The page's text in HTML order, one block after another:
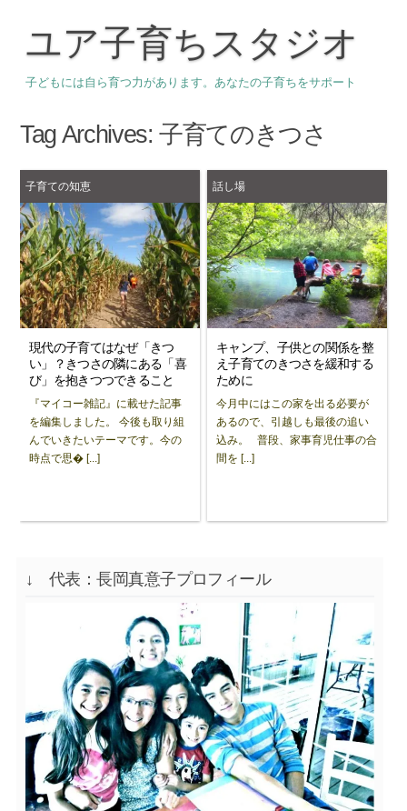
ユア子育ちスタジオ
子どもには自ら育つ力があります。あなたの子育ちをサポート
Tag Archives:子育てのきつさ
子育ての知恵
現代の子育てはなぜ「きつ
い」？きつさの隣にある「喜
び」を抱きつつできること
『マイコー雑記』に載せた記事
を編集しました。 今後も取り組
んでいきたいテーマです。今の
時点で思� [...]
話し場
キャンプ、子供との関係を整
え子育てのきつさを緩和する
ために
今月中にはこの家を出る必要が
あるので、引越しも最後の追い
込み。 普段、家事育児仕事の合
間を [...]
↓ 代表：長岡真意子プロフィール